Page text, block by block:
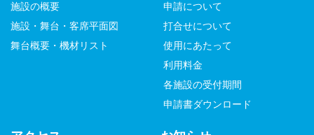
施設の概要
施設・舞台・客席平面図
舞台概要・機材リスト
申請について
打合せについて
使用にあたって
利用料金
各施設の受付期間
申請書ダウンロード